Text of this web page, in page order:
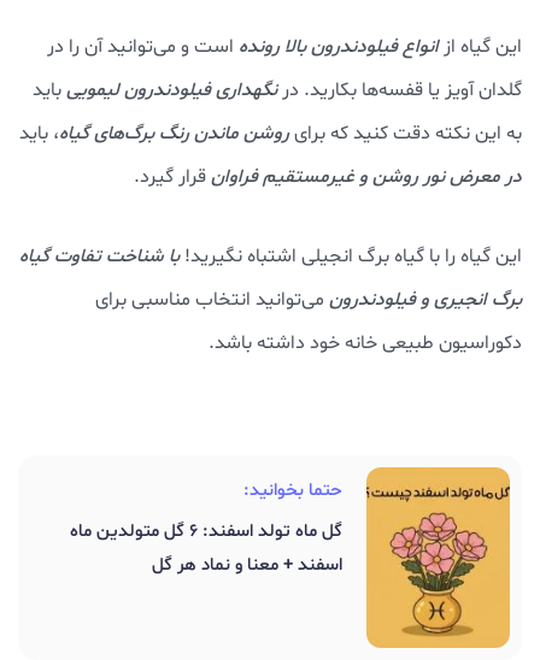
این گیاه ازانواع فیلودندرون بالا رونده است و می‌توانید آن را در
گلدان آویز یا قفسه‌ها بکارید. درنگهداری فیلودندرون لیموییباید
به این نکته دقت کنید که برایروشن ماندن رنگ برگ‌های گیاه، باید
در معرض نور روشن و غیرمستقیم فراوانقرار گیرد.
این گیاه را با گیاه برگ انجیلی اشتباه نگیرید!با شناخت تفاوت گیاه
برگ انجیری و فیلودندرون می‌توانید انتخاب مناسبی برای
دکوراسیون طبیعی خانه خود داشته باشد.
حتما بخوانید:
گل ماه تولد اسفند: 6 گل متولدین ماه
اسفند + معنا و نماد هر گل